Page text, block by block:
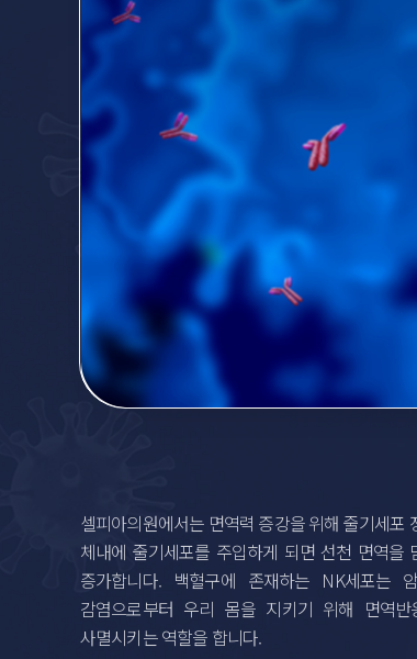
셀피아의원에서는 면역력 증강을 위해 줄기세포
체내에 줄기세포를 주입하게 되면 선천 면역
증가합니다. 백혈구에 존재하는 NK세포는
감염으로부터 우리 몸을 지키기 위해 면역
사멸시키는 역할을 합니다.